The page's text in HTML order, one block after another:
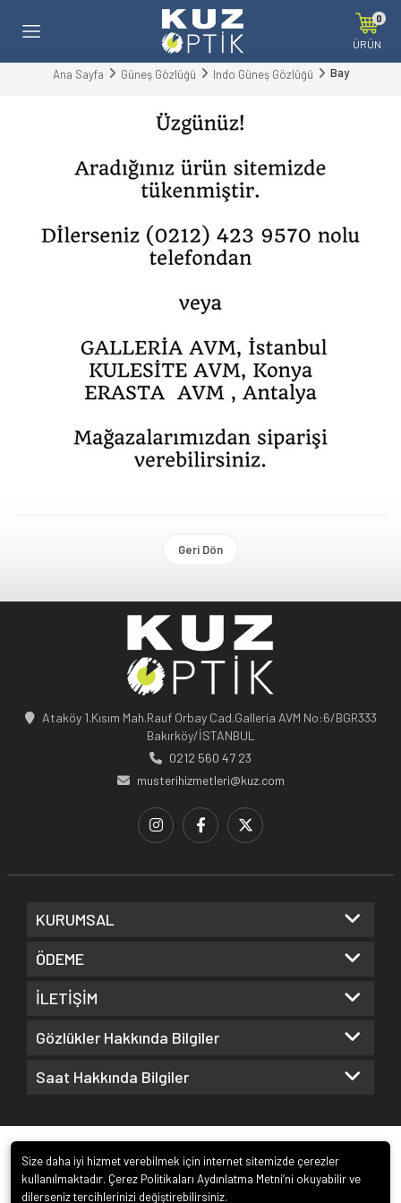
0
ÜRÜN
Ana Sayfa Güneş Gözlüğü Indo Güneş Gözlüğü Bay
Geri Dön
Ataköy 1.Kısım Mah.Rauf Orbay Cad.Galleria AVM No:6/BGR333
Bakırköy/İSTANBUL
0212 560 47 23
musterihizmetleri@kuz.com
KURUMSAL
ÖDEME
İLETİŞİM
Gözlükler Hakkında Bilgiler
Saat Hakkında Bilgiler
Size daha iyi hizmet verebilmek için internet sitemizde çerezler
kullanılmaktadır. Çerez Politikaları Aydınlatma Metni’ni okuyabilir ve
dilerseniz tercihlerinizi değiştirebilirsiniz.